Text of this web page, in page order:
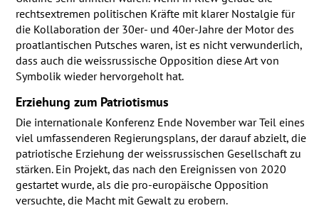
rechtsextremen politischen Kräfte mit klarer Nostalgie für
die Kollaboration der 30er- und 40er-Jahre der Motor des
proatlantischen Putsches waren, ist es nicht verwunderlich,
dass auch die weissrussische Opposition diese Art von
Symbolik wieder hervorgeholt hat.
Erziehung zum Patriotismus
Die internationale Konferenz Ende November war Teil eines
viel umfassenderen Regierungsplans, der darauf abzielt, die
patriotische Erziehung der weissrussischen Gesellschaft zu
stärken. Ein Projekt, das nach den Ereignissen von 2020
gestartet wurde, als die pro-europäische Opposition
versuchte, die Macht mit Gewalt zu erobern.